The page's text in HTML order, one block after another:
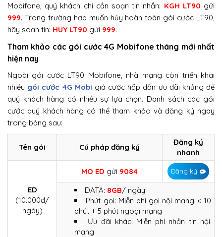
Mobifone, quý khách chỉ cần soạn tin nhắn: KGH LT90 gửi
999. Trong trường hợp muốn hủy hoàn toàn gói cước LT90,
hãy soạn tin: HUY LT90 gửi 999.
Tham khảo các gói cước 4G Mobifone tháng mới nhất
hiện nay
Ngoài gói cước LT90 Mobifone, nhà mạng còn triển khai
nhiều gói cước 4G Mobi giá cước hấp dẫn ưu đãi khủng để
quý khách hàng có nhiều sự lựa chọn. Danh sách các gói
cước quý khách hàng có thể tham khảo và đăng ký ngay
trong bảng sau:
Tên gói Cú pháp đăng ký
Đăng ký
nhanh
ED
(10.000đ/
ngày)
MO ED gửi 9084 Đăng ký
DATA: 8GB/ ngày
Phút gọi: Miễn phí gọi nội mạng < 10
phút + 5 phút ngoại mạng
Ưu đãi khác: Miễn phí nhắn tin nội
mạng